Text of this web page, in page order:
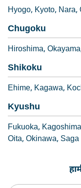
Hyogo Kyoto Nara
Chugoku
Hiroshima Okayama
Shikoku
Ehime Kagawa
Kyushu
Fukuoka Kagoshima
Oita Okinawa Saga